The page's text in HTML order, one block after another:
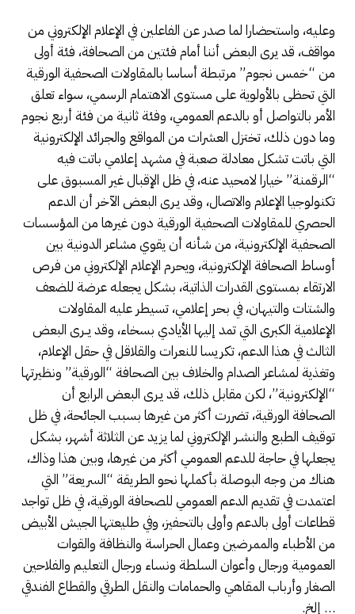
وعليه، واستحضارا لما صدر عن الفاعلين في الإعلام الإلكتروني من
مواقف، قد يرى البعض أننا أمام فئتين من الصحافة، فئة أولى
من “خمس نجوم” مرتبطة أساسا بالمقاولات الصحفية الورقية
التي تحظى بالأولوية على مستوى الاهتمام الرسمي، سواء تعلق
الأمر بالتواصل أو بالدعم العمومي، وفئة ثانية من فئة أربع نجوم
وما دون ذلك، تختزل العشرات من المواقع والجرائد الإلكترونية
التي باتت تشكل معادلة صعبة في مشهد إعلامي باتت فيه
“الرقمنة” خيارا لامحيد عنه، في ظل الإقبال غير المسبوق على
تكنولوجيا الإعلام والاتصال، وقد يـرى البعض الآخر أن الدعم
الحصري للمقاولات الصحفية الورقية دون غيرها من المؤسسات
الصحفية الإلكترونية، من شأنه أن يقوي مشاعر الدونية بين
أوساط الصحافة الإلكترونية، ويحرم الإعلام الإلكتروني من فرص
الارتقاء بمستوى القدرات الذاتية، بشكل يجعله عرضة للضعف
والشتات والتيهان، في بحر إعلامي، تسيطر عليه المقاولات
الإعلامية الكبرى التي تمد إليها الأيادي بسخاء، وقد يــرى البعض
الثالث في هذا الدعم، تكريسا للنعرات والقلاقل في حقل الإعلام،
وتغذية لمشاعر الصدام والخلاف بين الصحافة “الورقية” ونظيرتها
“الإلكترونية”، لكن مقابل ذلك، قد يـرى البعض الرابع أن
الصحافة الورقية، تضررت أكثر من غيرها بسبب الجائحة، في ظل
توقيف الطبع والنشـر الإلكتروني لما يزيد عن الثلاثة أشهر، بشكل
يجعلها في حاجة للدعم العمومي أكثر من غيرها، وبين هذا وذاك،
هناك من وجه البوصلة بأكملها نحو الطريقة “السريعة” التي
اعتمدت في تقديم الدعم العمومي للصحافة الورقية، في ظل تواجد
قطاعات أولى بالدعم وأولى بالتحفيز، وفي طليعتها الجيش الأبيض
من الأطباء والممرضين وعمال الحراسة والنظافة والقوات
العمومية ورجال وأعوان السلطة ونساء ورجال التعليم والفلاحين
الصغار وأرباب المقاهي والحمامات والنقل الطرقي والقطاع الفندقي
… إلخ.